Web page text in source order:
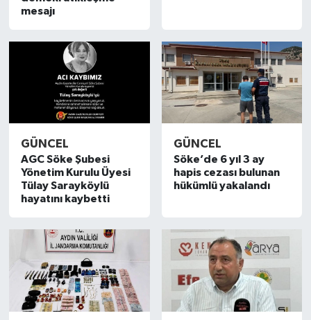
mesajı
GÜNCEL
AGC Söke Şubesi
Yönetim Kurulu Üyesi
Tülay Sarayköylü
hayatını kaybetti
GÜNCEL
Söke’de 6 yıl 3 ay
hapis cezası bulunan
hükümlü yakalandı
EĞİTİM
BİLİM VE TEKNOLOJİ
GENEL
GÜNDEM
HABERDE İNSAN
KÜLTÜR SANAT